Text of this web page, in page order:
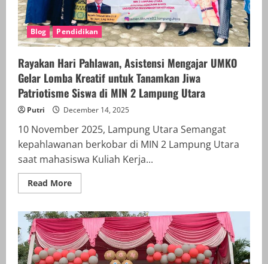
Blog Pendidikan
Rayakan Hari Pahlawan, Asistensi Mengajar UMKO
Gelar Lomba Kreatif untuk Tanamkan Jiwa
Patriotisme Siswa di MIN 2 Lampung Utara
Putri December 14, 2025
10 November 2025, Lampung Utara Semangat
kepahlawanan berkobar di MIN 2 Lampung Utara
saat mahasiswa Kuliah Kerja...
Read MoreRead
more
Hari
Pahlawan,
Asistensi
Mengajar
UMKO
Gelar